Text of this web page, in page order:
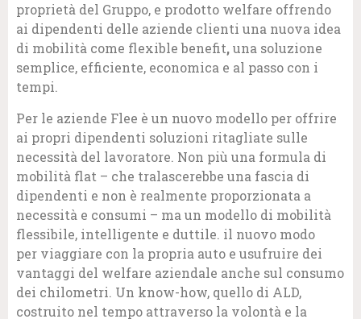
proprietà del Gruppo, e prodotto welfare offrendo
ai dipendenti delle aziende clienti una nuova idea
di mobilità come flexible benefit,una soluzione
semplice, efficiente, economica e al passo con i
tempi.
Per le aziende Flee è un nuovo modello per offrire
ai propri dipendenti soluzioni ritagliate sulle
necessità del lavoratore. Non più una formula di
mobilità flat – che tralascerebbe una fascia di
dipendenti e non è realmente proporzionata a
necessità e consumi – ma un modello di mobilità
flessibile, intelligente e duttile. il nuovo modo
per viaggiare con la propria auto e usufruire dei
vantaggi del welfare aziendale anche sul consumo
dei chilometri. Un know-how, quello di ALD,
costruito nel tempo attraverso la volontà e la